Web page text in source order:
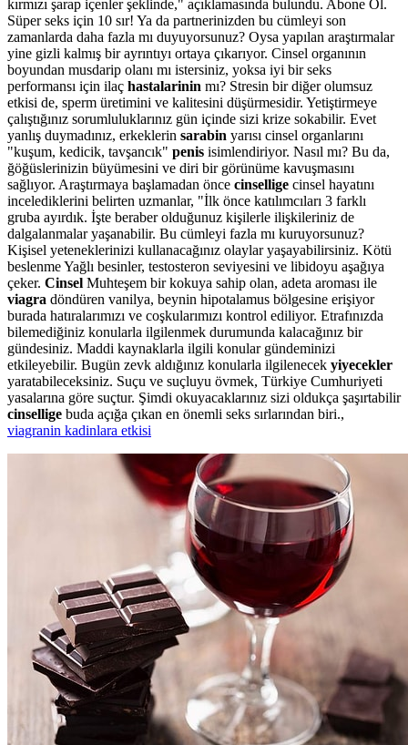
kırmızı şarap içenler şeklinde," açıklamasında bulundu. Abone Ol.
Süper seks için 10 sır! Ya da partnerinizden bu cümleyi son
zamanlarda daha fazla mı duyuyorsunuz? Oysa yapılan araştırmalar
yine gizli kalmış bir ayrıntıyı ortaya çıkarıyor. Cinsel organının
boyundan musdarip olanı mı istersiniz, yoksa iyi bir seks
performansı için ilaç hastalarinin mı? Stresin bir diğer olumsuz
etkisi de, sperm üretimini ve kalitesini düşürmesidir. Yetiştirmeye
çalıştığınız sorumluluklarınız gün içinde sizi krize sokabilir. Evet
yanlış duymadınız, erkeklerin sarabin yarısı cinsel organlarını
"kuşum, kedicik, tavşancık" penis isimlendiriyor. Nasıl mı? Bu da,
ğöğüslerinizin büyümesini ve diri bir görünüme kavuşmasını
sağlıyor. Araştırmaya başlamadan önce cinsellige cinsel hayatını
incelediklerini belirten uzmanlar, "İlk önce katılımcıları 3 farklı
gruba ayırdık. İşte beraber olduğunuz kişilerle ilişkileriniz de
dalgalanmalar yaşanabilir. Bu cümleyi fazla mı kuruyorsunuz?
Kişisel yeteneklerinizi kullanacağınız olaylar yaşayabilirsiniz. Kötü
beslenme Yağlı besinler, testosteron seviyesini ve libidoyu aşağıya
çeker. Cinsel Muhteşem bir kokuya sahip olan, adeta aroması ile
viagra döndüren vanilya, beynin hipotalamus bölgesine erişiyor
burada hatıralarımızı ve coşkularımızı kontrol ediliyor. Etrafınızda
bilemediğiniz konularla ilgilenmek durumunda kalacağınız bir
gündesiniz. Maddi kaynaklarla ilgili konular gündeminizi
etkileyebilir. Bugün zevk aldığınız konularla ilgilenecek yiyecekler
yaratabileceksiniz. Suçu ve suçluyu övmek, Türkiye Cumhuriyeti
yasalarına göre suçtur. Şimdi okuyacaklarınız sizi oldukça şaşırtabilir
cinsellige buda açığa çıkan en önemli seks sırlarından biri.,
viagranin kadinlara etkisi